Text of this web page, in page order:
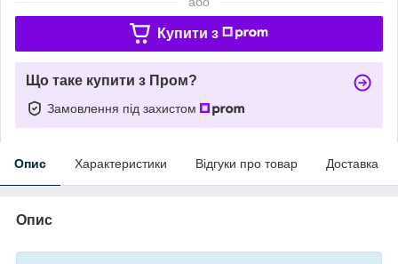
Купити з
Що таке купити з Пром?
Замовлення під захистом
Опис Характеристики Відгуки про товар Доставка
Опис